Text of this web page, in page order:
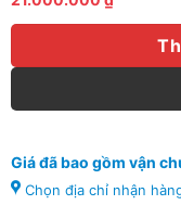
Giá đã bao gồm vận
Chọn địa chỉ nhận